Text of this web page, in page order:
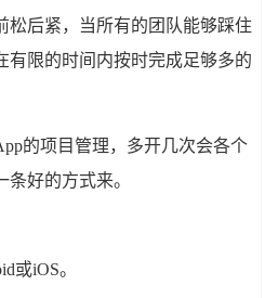
松后紧，当所有的团队能够踩住
有限的时间内按时完成足够多的
的项目管理，多开几次会各个
好的方式来。
或iOS。